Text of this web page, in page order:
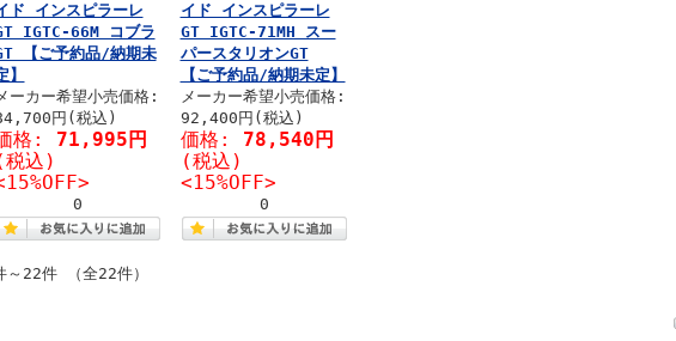
ド インスピラーレ
IGTC-66M コブラ
【ご予約品/納期未
】
ーカー希望小売価格:
円(税込)
格: 71,995円
込)
0
イド インスピラーレ
GT IGTC-71MH スー
パースタリオンGT
【ご予約品/納期未定】
メーカー希望小売価格:
92,400円(税込)
価格: 78,540円
(税込)
<15%OFF>
0
～22件 （全22件）